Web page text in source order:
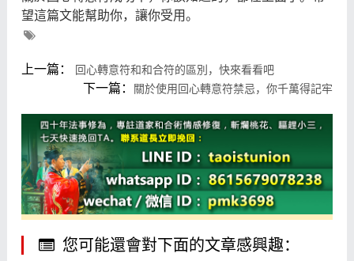
望這篇文能幫助你，讓你受用。
上一篇： 回心轉意符和和合符的區別，快來看看吧
下一篇： 關於使用回心轉意符禁忌，你千萬得記牢
您可能還會對下面的文章感興趣：